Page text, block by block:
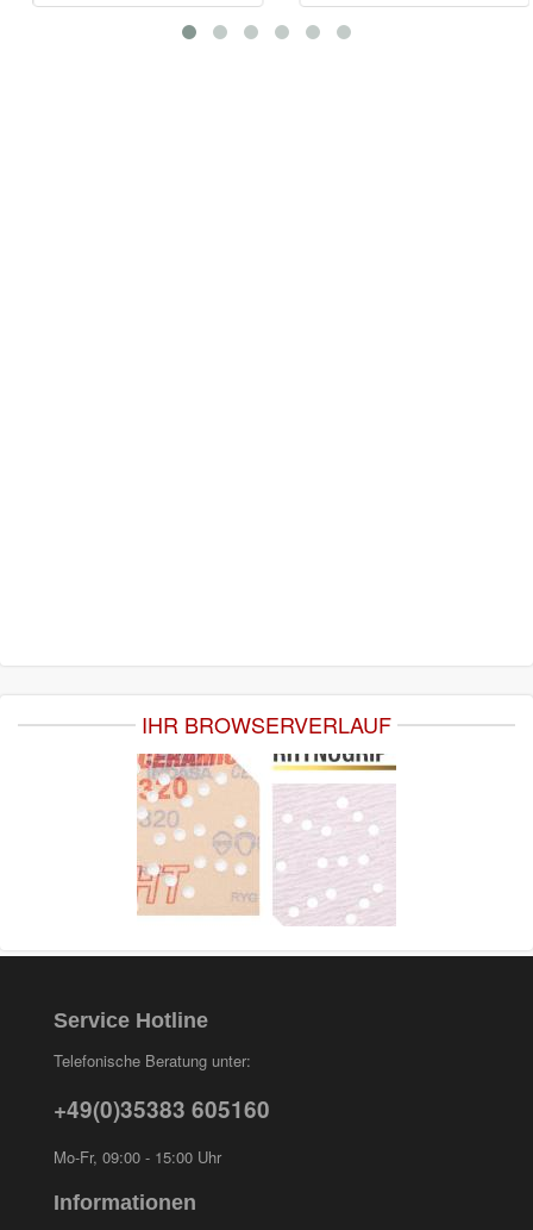
IHR BROWSERVERLAUF
Service Hotline
Telefonische Beratung unter:
+49(0)35383 605160
Mo-Fr, 09:00 - 15:00 Uhr
Informationen